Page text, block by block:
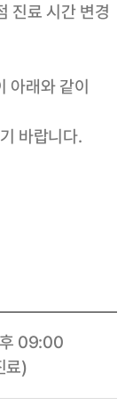
진료 시간 변경
래와 같이
바랍니다.
09:00
료)